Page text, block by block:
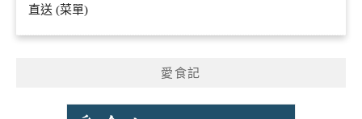
直送 (菜單)
愛食記